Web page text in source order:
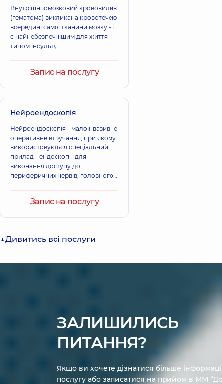
Внутрішньомозковий крововилив
(гематома) викликана кровотечею
всередині самої тканини мозку - і
є найнебезпечнішим для життя
типом інсульту.
Запис на послугу
Нейроендоскопія
Нейроендоскопія - малоінвазивне
оперативне втручання, при якому
використовується спеціальний
прилад - ендоскоп - для
виконання доступу до
периферичних нервів, головного і
Запис на послугу
Дивитись всі послуги
ЗАЛИШИЛИСЬ
ПИТАННЯ?
Якщо ви хочете дізнатися більше
послугу або записатися на прийом в ММ